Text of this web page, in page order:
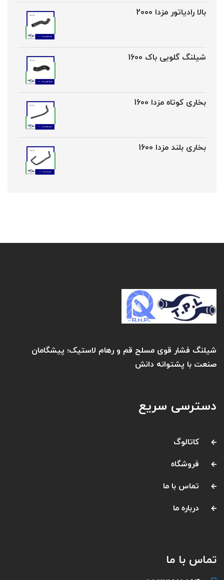
بالا رادیاتور مزدا 2000
شیلنگ گلویی باک 1600
بخاری کوتاه مزدا 1600
بخاری بلند مزدا 1600
شیلنگ فشار قوی مسلح قم و رهام لاستیک؛ پیشگامان
صنعت با پشتوانه دانش
دسترسی سریع
کاتالوگ
فروشگاه
تماس با ما
درباره ما
تماس با ما